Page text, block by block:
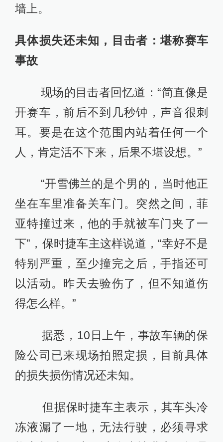
墙上。
具体损失还未知，目击者：堪称赛车
事故
现场的目击者回忆道：“简直像是
开赛车，前后不到几秒钟，声音很刺
耳。要是在这个范围内站着任何一个
人，肯定活不下来，后果不堪设想。”
“开雪佛兰的是个男的，当时他正
坐在车里准备关车门。突然之间，菲
亚特撞过来，他的手就被车门夹了一
下”，保时捷车主这样说道，“幸好不是
特别严重，至少撞完之后，手指还可
以活动。昨天去验伤了，但不知道伤
得怎么样。”
据悉，10日上午，事故车辆的保
险公司已来现场拍照定损，目前具体
的损失损伤情况还未知。
但据保时捷车主表示，其车头冷
冻液漏了一地，无法行驶，必须寻求